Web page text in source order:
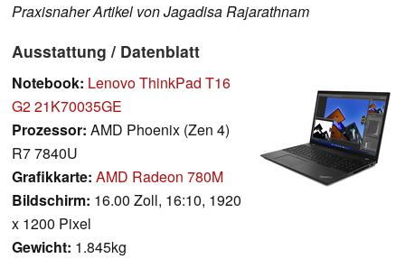
Praxisnaher Artikel von Jagadisa Rajarathnam
Ausstattung / Datenblatt
Notebook: Lenovo ThinkPad T16
G2 21K70035GE
Prozessor: AMD Phoenix (Zen 4)
R7 7840U
Grafikkarte: AMD Radeon 780M
Bildschirm: 16.00 Zoll, 16:10, 1920
x 1200 Pixel
Gewicht: 1.845kg